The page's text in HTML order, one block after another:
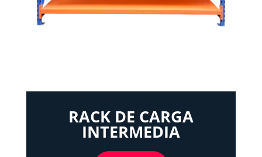
RACK DE CARGA
INTERMEDIA